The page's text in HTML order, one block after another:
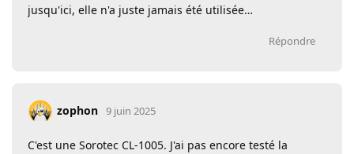
jusqu'ici, elle n'a juste jamais été utilisée…
Répondre
zophon 9 juin 2025
C'est une Sorotec CL-1005. J'ai pas encore testé la